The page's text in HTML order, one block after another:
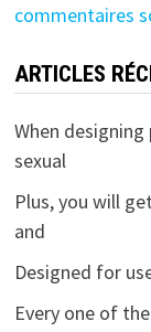
commentaires
ARTICLES
When
sexual
Plus, you will
and
Designed for
Every one of